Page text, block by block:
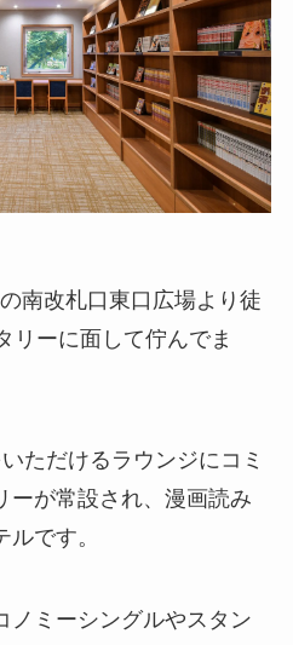
南改札口東口広場より徒
リーに面して佇んでま
ただけるラウンジにコミ
ーが常設され、漫画読み
です。
ノミーシングルやスタン